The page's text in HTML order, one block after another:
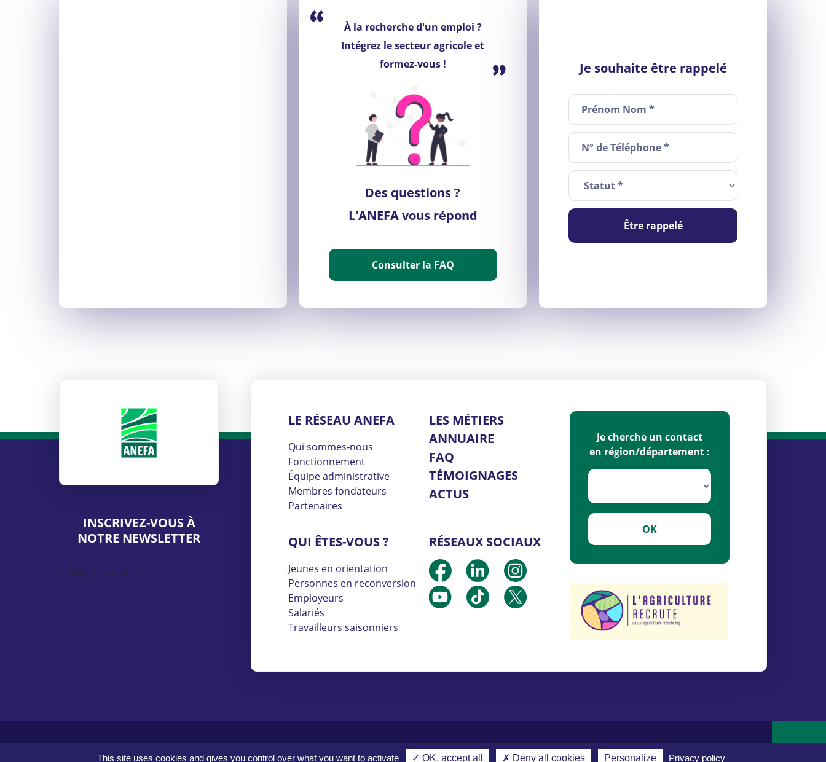
“
À la recherche d'un emploi ?
Intégrez le secteur agricole et
formez-vous !
”
Des questions ?
L'ANEFA vous répond
Consulter la FAQ
Je souhaite être rappelé
Être rappelé
INSCRIVEZ-VOUS À
NOTRE NEWSLETTER
[sibwp_form id=1]
LE RÉSEAU ANEFA
Qui sommes-nous
Fonctionnement
Équipe administrative
Membres fondateurs
Partenaires
QUI ÊTES-VOUS ?
Jeunes en orientation
Personnes en reconversion
Employeurs
Salariés
Travailleurs saisonniers
LES MÉTIERS
ANNUAIRE
FAQ
TÉMOIGNAGES
ACTUS
RÉSEAUX SOCIAUX
Je cherche un contact
en région/département :
OK
Politique de confidentialité
This site uses cookies and gives you control over what you want to activate ✓ OK, accept all ✗ Deny all cookies Personalize Privacy policy